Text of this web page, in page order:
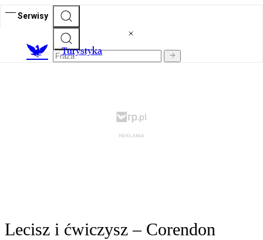
Serwisy
Turystyka
Lecisz i ćwiczysz – Corendon